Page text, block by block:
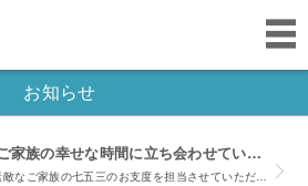
お知らせ
【七五三】ご家族の幸せな時間に立ち会わせていただきました✨
先日、とても素敵なご家族の七五三のお支度を担当させていただきました。 お母様、七歳のお姉ちゃん、そして三歳の弟さんの3名様。 お着付けとお部屋でのセットをさせていただきました。 皆さんが揃って...